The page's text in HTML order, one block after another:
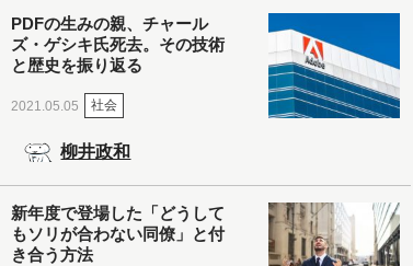
PDFの生みの親、チャール
ズ・ゲシキ氏死去。その技術
と歴史を振り返る
2021.05.05 社会
柳井政和
新年度で登場した「どうして
もソリが合わない同僚」と付
き合う方法